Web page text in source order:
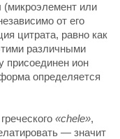
или
от его
цитрата, равно как
различными
присоединен ион
определяется
«chele»,
— значит